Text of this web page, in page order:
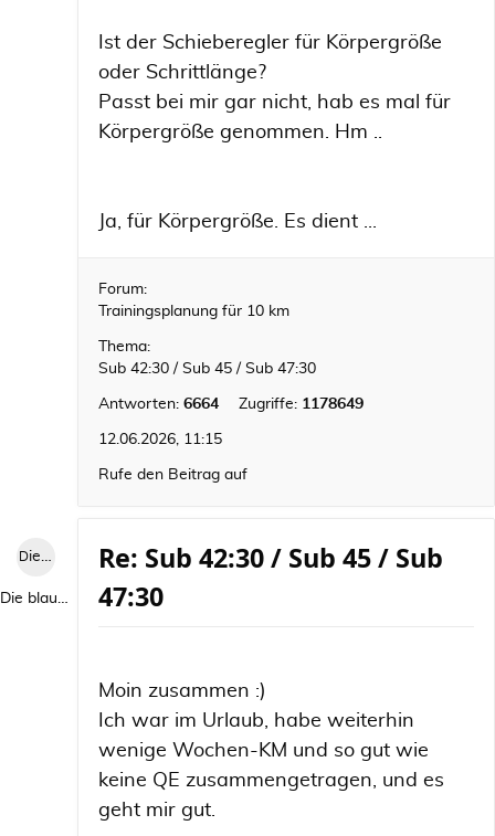
Ist der Schieberegler für Körpergröße
oder Schrittlänge?
Passt bei mir gar nicht, hab es mal für
Körpergröße genommen. Hm ..
Ja, für Körpergröße. Es dient ...
Forum:
Trainingsplanung für 10 km
Thema:
Sub 42:30 / Sub 45 / Sub 47:30
Antworten: 6664 Zugriffe: 1178649
12.06.2026, 11:15
Rufe den Beitrag auf
Die blaue Luise
Die blaue Luise
Re: Sub 42:30 / Sub 45 / Sub
47:30
Moin zusammen :)
Ich war im Urlaub, habe weiterhin
wenige Wochen-KM und so gut wie
keine QE zusammengetragen, und es
geht mir gut.